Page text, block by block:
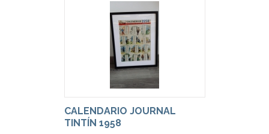
CALENDARIO JOURNAL
TINTÍN 1958